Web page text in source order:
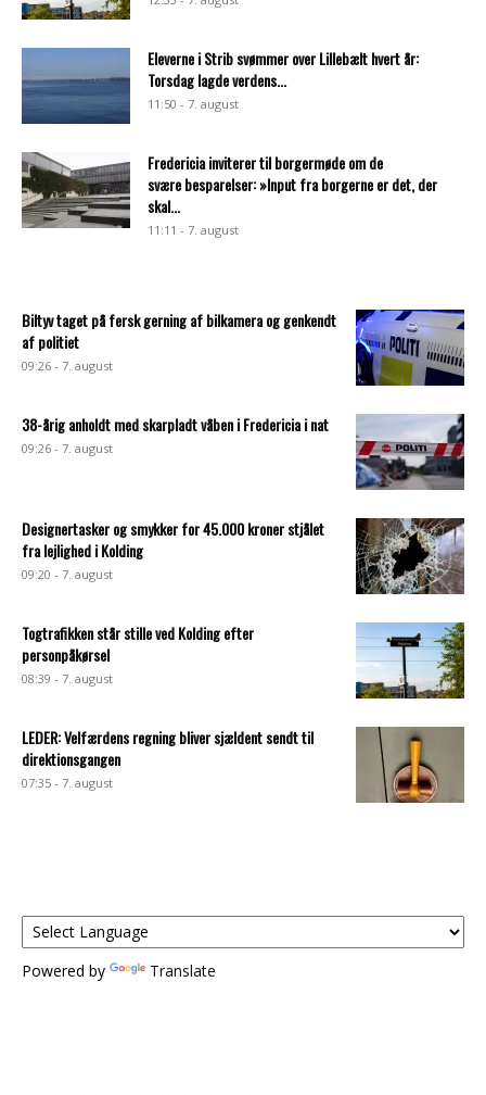
Eleverne i Strib svømmer over Lillebælt hvert år:
Torsdag lagde verdens...
11:50 - 7. august
Fredericia inviterer til borgermøde om de
svære besparelser: »Input fra borgerne er det, der
skal...
11:11 - 7. august
Biltyv taget på fersk gerning af bilkamera og genkendt
af politiet
09:26 - 7. august
38-årig anholdt med skarpladt våben i Fredericia i nat
09:26 - 7. august
Designertasker og smykker for 45.000 kroner stjålet
fra lejlighed i Kolding
09:20 - 7. august
Togtrafikken står stille ved Kolding efter
personpåkørsel
08:39 - 7. august
LEDER: Velfærdens regning bliver sjældent sendt til
direktionsgangen
07:35 - 7. august
Powered by Translate